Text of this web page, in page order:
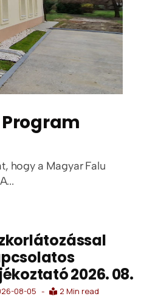
hogy a Magyar Falu
2026. 08.
08-05 2 Min read